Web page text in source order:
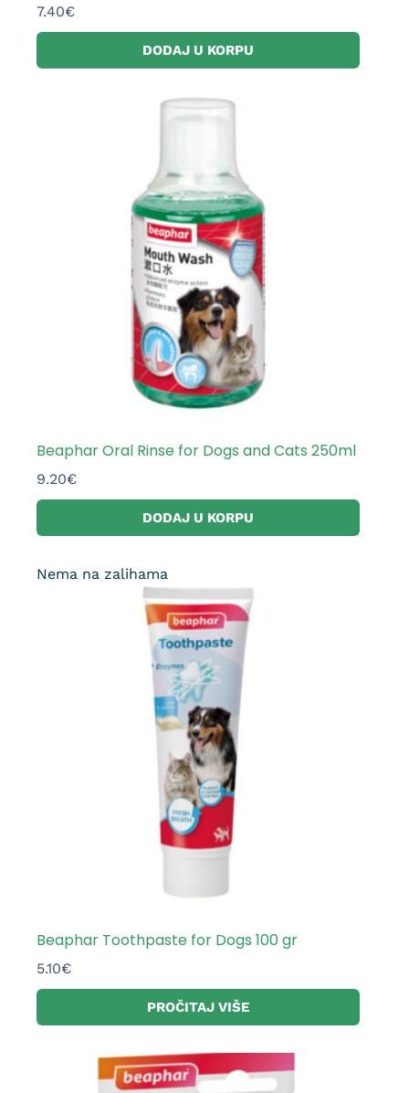
7.40€
DODAJ U KORPU
Beaphar Oral Rinse for Dogs and Cats 250ml
9.20€
DODAJ U KORPU
Nema na zalihama
Beaphar Toothpaste for Dogs 100 gr
5.10€
PROČITAJ VIŠE